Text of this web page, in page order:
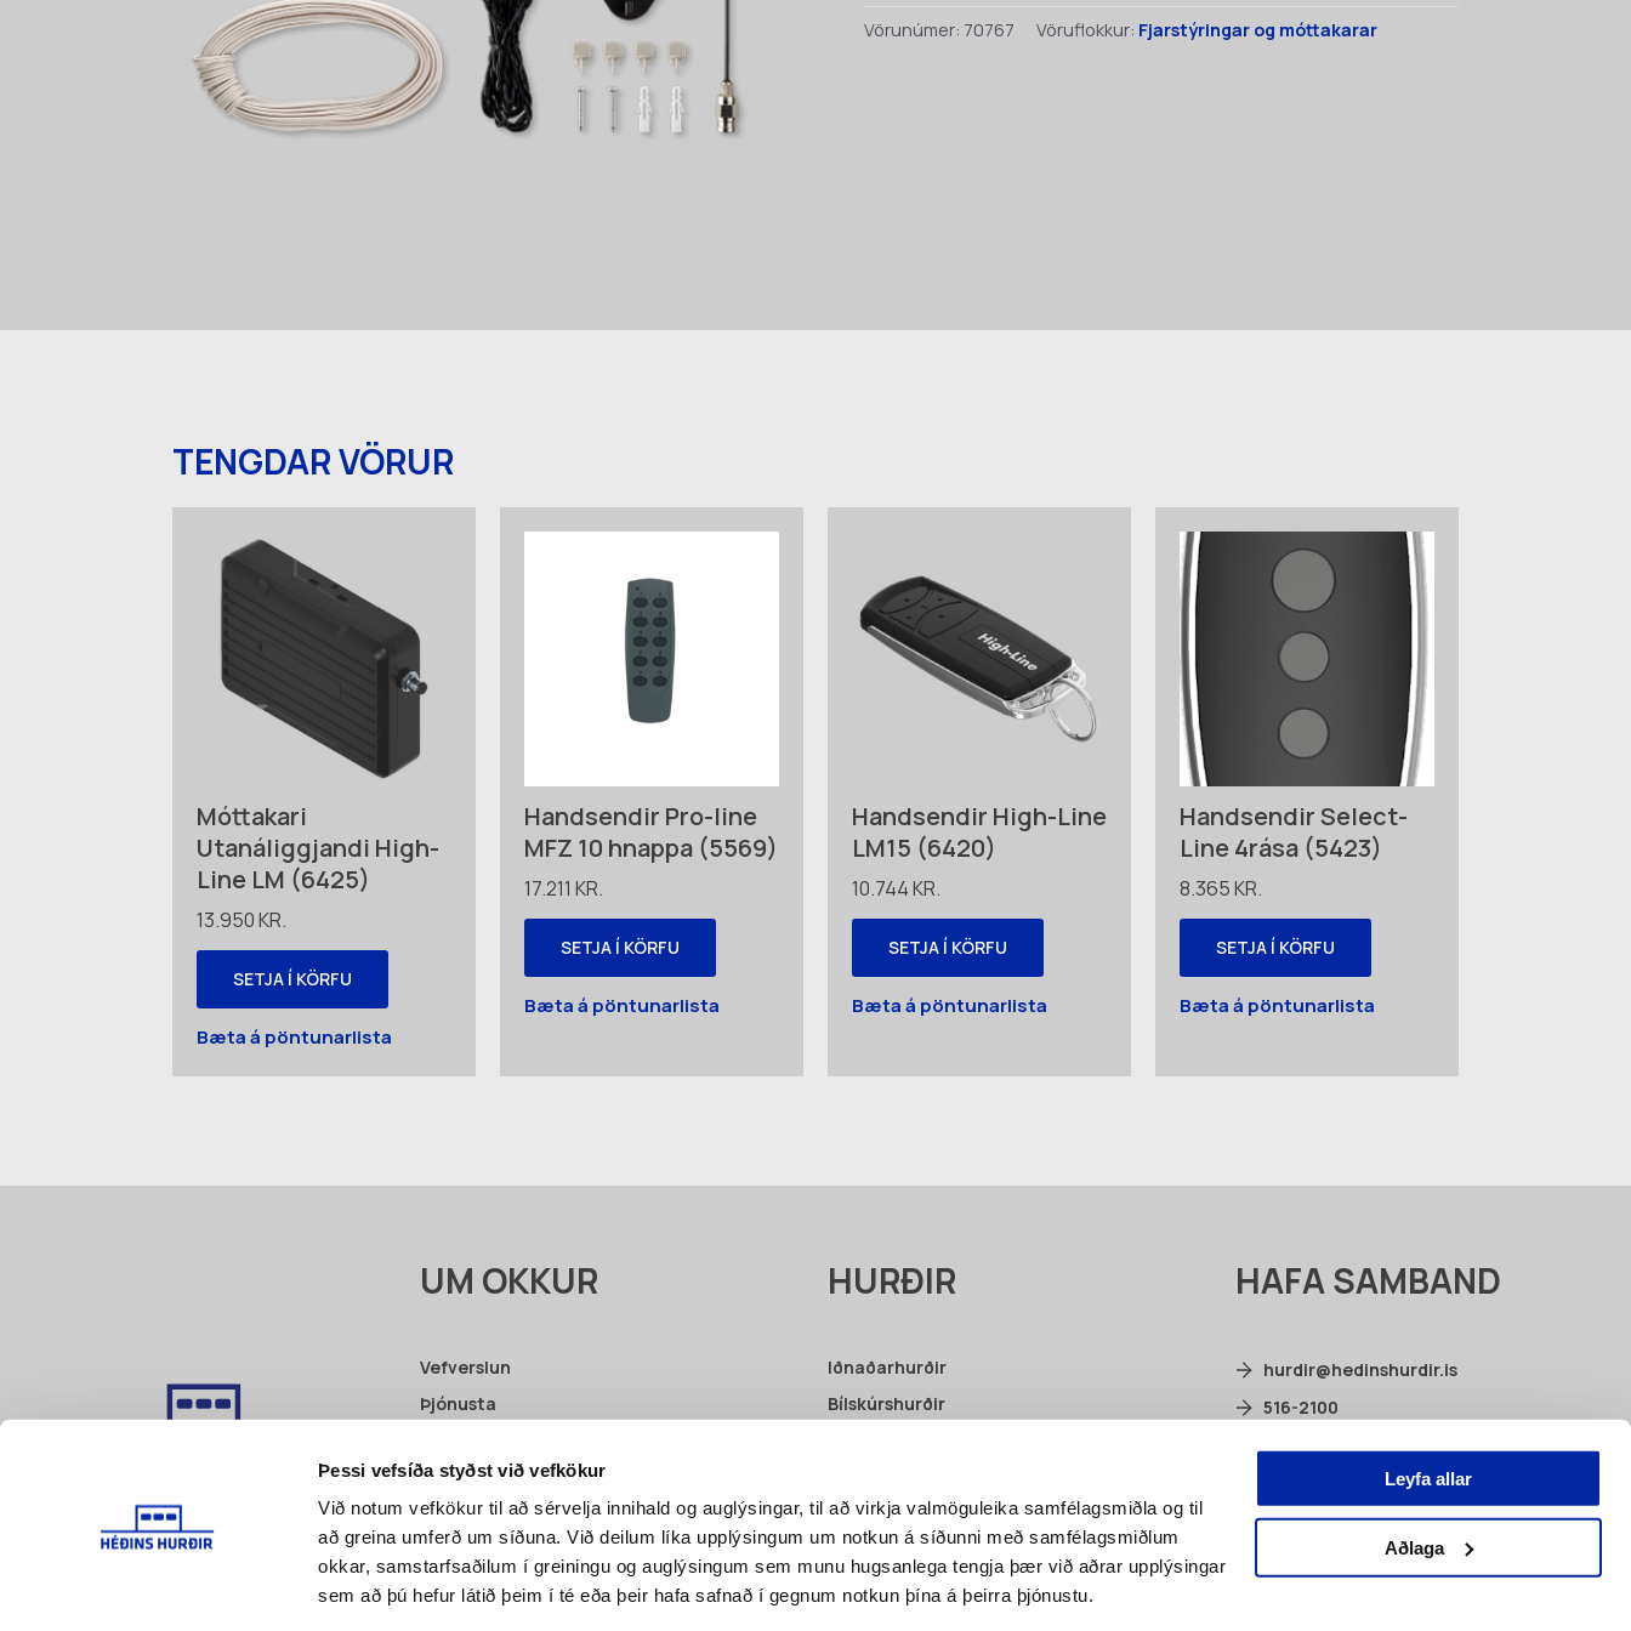
Þessi vefsíða styðst við vefkökur
Við notum vefkökur til að sérvelja innihald og auglýsingar, til að virkja valmöguleika samfélagsmiðla og til
að greina umferð um síðuna. Við deilum líka upplýsingum um notkun á síðunni með samfélagsmiðlum
okkar, samstarfsaðilum í greiningu og auglýsingum sem munu hugsanlega tengja þær við aðrar upplýsingar
sem að þú hefur látið þeim í té eða þeir hafa safnað í gegnum notkun þína á þeirra þjónustu.
Leyfa allar
Aðlaga
(4802)
Vörunúmer: 70767 Vöruflokkur: Fjarstýringar og móttakarar
TENGDAR VÖRUR
Móttakari
Utanáliggjandi High-
Line LM (6425)
13.950KR.
SETJA Í KÖRFU
Bæta á pöntunarlista
Handsendir Pro-line
MFZ 10 hnappa (5569)
17.211 KR.
SETJA Í KÖRFU
Bæta á pöntunarlista
Handsendir High-Line
LM15 (6420)
10.744KR.
SETJA Í KÖRFU
Bæta á pöntunarlista
Handsendir Select-
Line 4rása (5423)
8.365KR.
SETJA Í KÖRFU
Bæta á pöntunarlista
UM OKKUR
Vefverslun
Þjónusta
Vottanir
Pöntunarbeiðni
Skilmálar
HURÐIR
Iðnaðarhurðir
Bílskúrshurðir
HAFA SAMBAND
hurdir@hedinshurdir.is
516-2100
Selhella 2, 221 Hafnarfjörður
facebook.com/hedinshurdir